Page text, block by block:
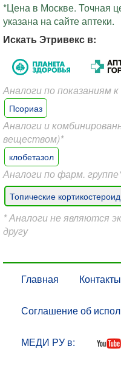
*Цена в Москве. Точная
указана на сайте аптеки.
Искать Этривекс в:
Аналоги по показаниям
Псориаз
Аналоги и
веществом)*
клобетазол
Аналоги по фарм.
Топические
* Аналоги не являются
другу
Главная Контакты
Соглашение об
МЕДИ РУ в: